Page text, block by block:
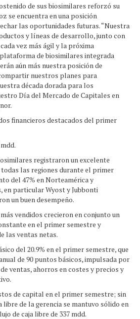
de sus biosimilares reforzó su
se encuentra en una posición
las oportunidades futuras. “Nuestra
y líneas de desarrollo, junto con
vez más ágil y la próxima
de biosimilares integrada
aún más nuestra posición de
nuestros planes para
década dorada para los
Día del Mercado de Capitales en
financieros destacados del primer
registraron un excelente
las regiones durante el primer
del 47% en Norteamérica y
en particular Wyost y Jubbonti
un buen desempeño.
vendidos crecieron en conjunto un
en el primer semestre y
las ventas netas.
del 20.9% en el primer semestre, que
de 90 puntos básicos, impulsada por
ventas, ahorros en costes y precios y
de capital en el primer semestre; sin
libre de la gerencia se mantuvo sólido en
de caja libre de 337 mdd.